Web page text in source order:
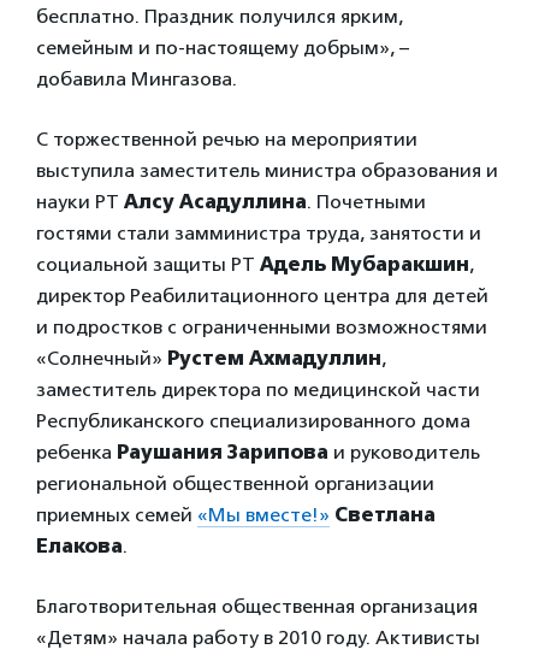
бесплатно. Праздник получился ярким,
семейным и по-настоящему добрым», –
добавила Мингазова.
С торжественной речью на мероприятии
выступила заместитель министра образования и
науки РТ Алсу Асадуллина. Почетными
гостями стали замминистра труда, занятости и
социальной защиты РТ Адель Мубаракшин,
директор Реабилитационного центра для детей
и подростков с ограниченными возможностями
«Солнечный» Рустем Ахмадуллин,
заместитель директора по медицинской части
Республиканского специализированного дома
ребенка Раушания Зарипова и руководитель
региональной общественной организации
приемных семей «Мы вместе!» Светлана
Елакова.
Благотворительная общественная организация
«Детям» начала работу в 2010 году. Активисты